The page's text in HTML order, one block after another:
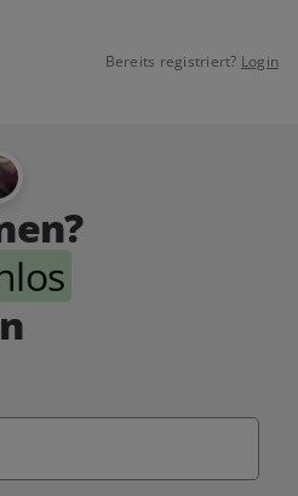
Bereits registriert? Login